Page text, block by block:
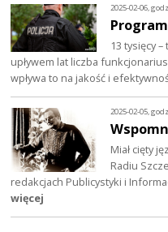
2025-02-06,
13 tysięcy
upływem lat liczba
wpływa to na jakość i
2025-02-05,
Miał cięty
Radiu
redakcjach Publicystyki i
więcej